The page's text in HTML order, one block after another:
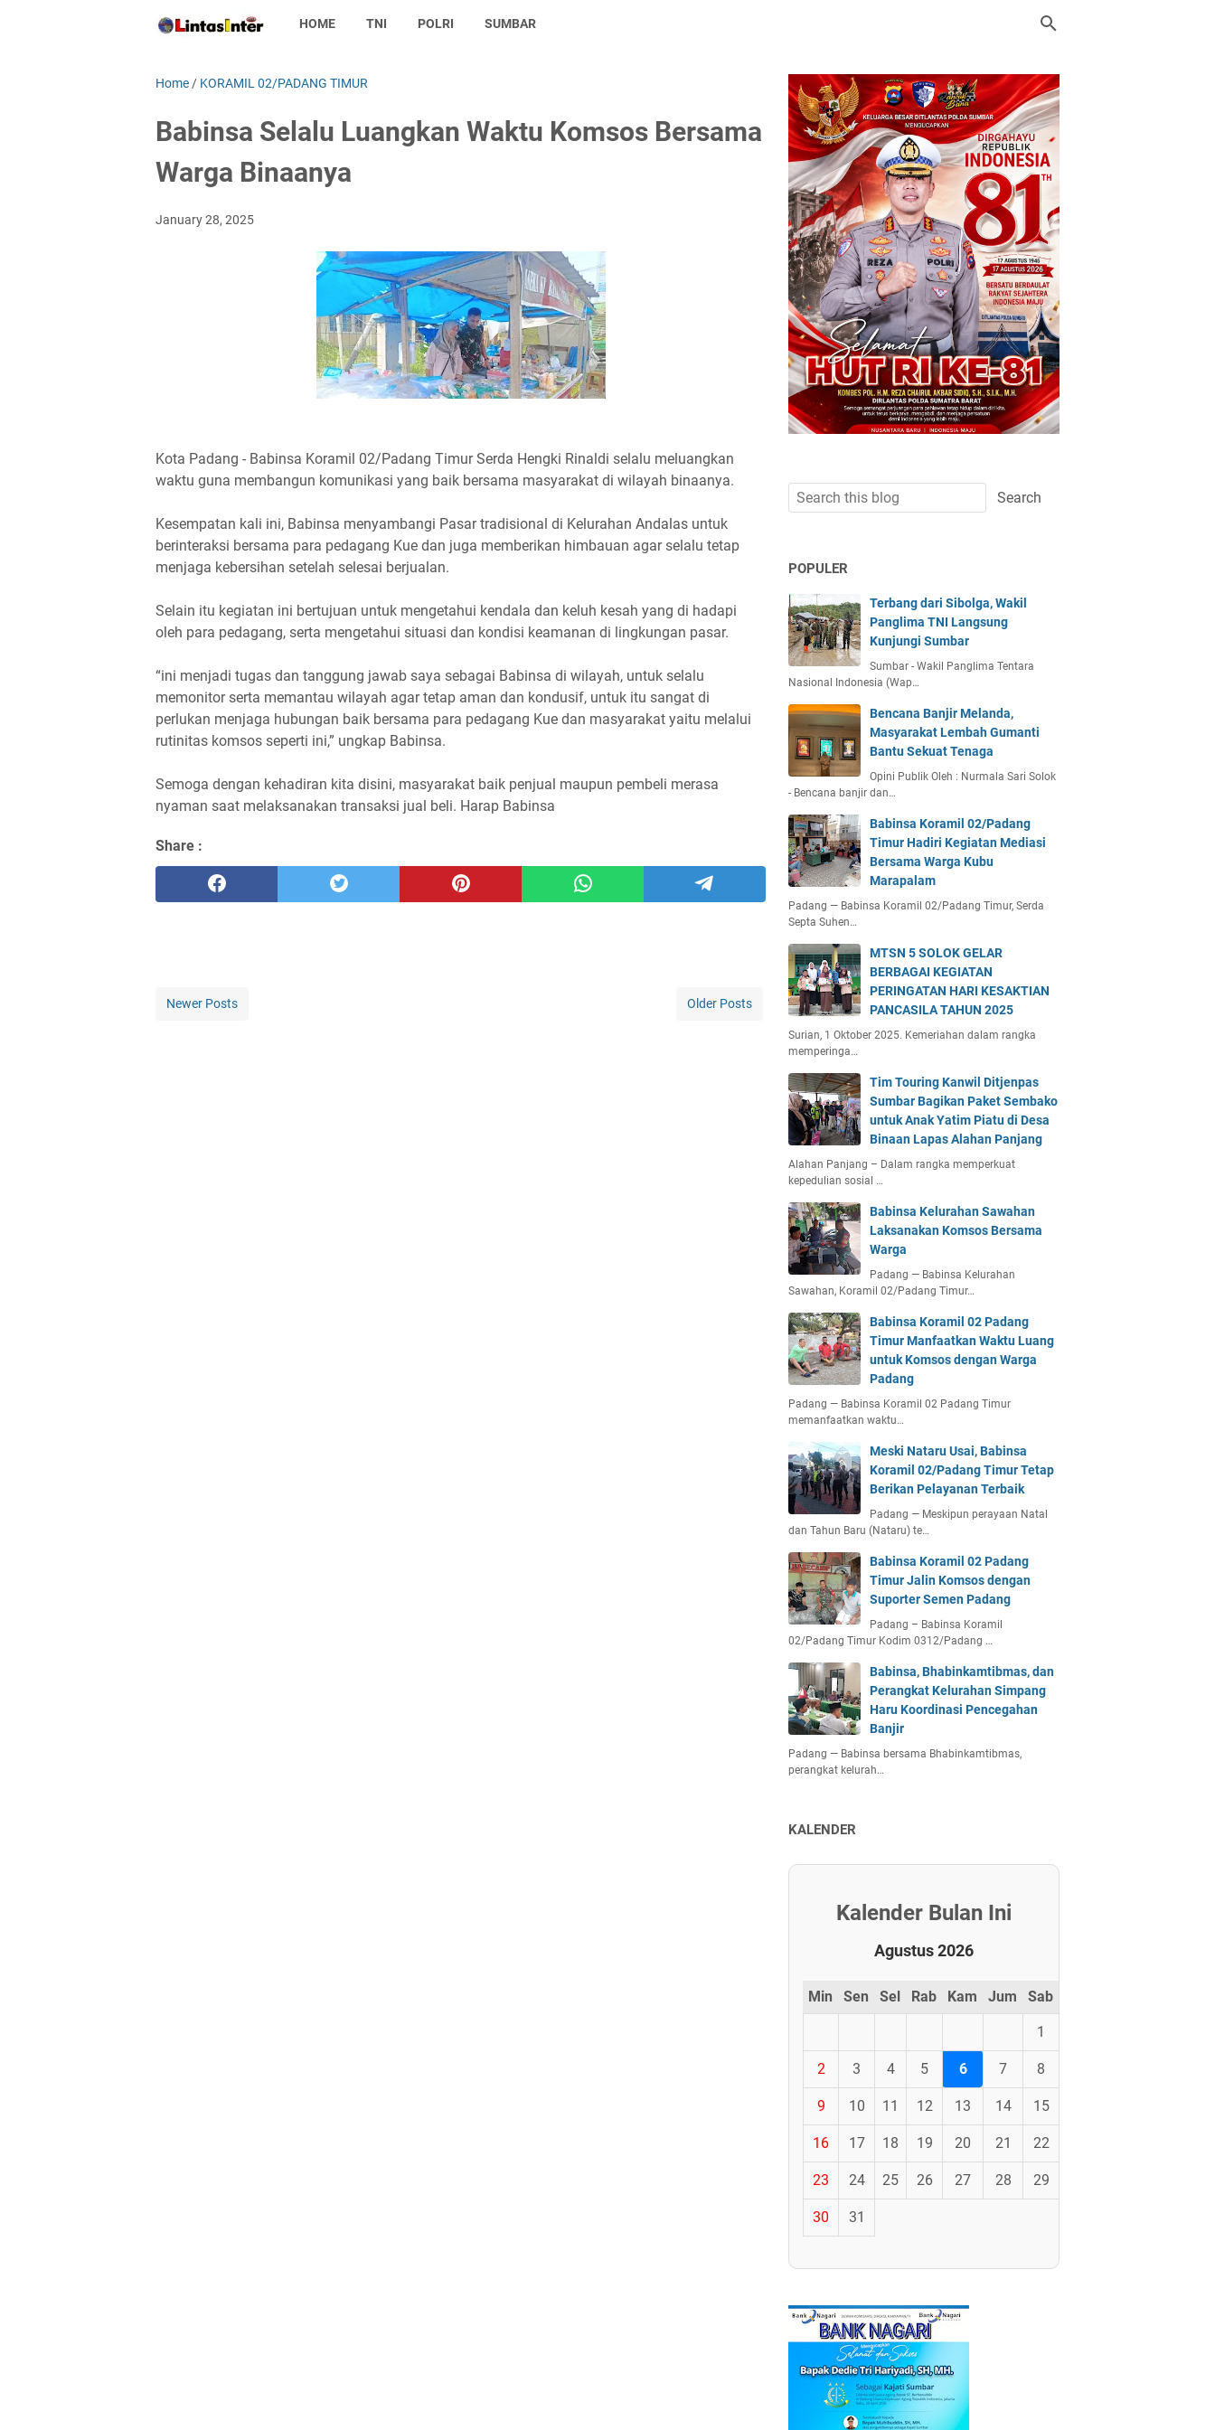
HOME TNI POLRI SUMBAR
Home / KORAMIL 02/PADANG TIMUR
Babinsa Selalu Luangkan Waktu Komsos Bersama
Warga Binaanya
January 28, 2025
Kota Padang - Babinsa Koramil 02/Padang Timur Serda Hengki Rinaldi selalu meluangkan
waktu guna membangun komunikasi yang baik bersama masyarakat di wilayah binaanya.
Kesempatan kali ini, Babinsa menyambangi Pasar tradisional di Kelurahan Andalas untuk
berinteraksi bersama para pedagang Kue dan juga memberikan himbauan agar selalu tetap
menjaga kebersihan setelah selesai berjualan.
Selain itu kegiatan ini bertujuan untuk mengetahui kendala dan keluh kesah yang di hadapi
oleh para pedagang, serta mengetahui situasi dan kondisi keamanan di lingkungan pasar.
“ini menjadi tugas dan tanggung jawab saya sebagai Babinsa di wilayah, untuk selalu
memonitor serta memantau wilayah agar tetap aman dan kondusif, untuk itu sangat di
perlukan menjaga hubungan baik bersama para pedagang Kue dan masyarakat yaitu melalui
rutinitas komsos seperti ini,” ungkap Babinsa.
Semoga dengan kehadiran kita disini, masyarakat baik penjual maupun pembeli merasa
nyaman saat melaksanakan transaksi jual beli. Harap Babinsa
Share :
Newer Posts Older Posts
POPULER
Terbang dari Sibolga, Wakil
Panglima TNI Langsung
Kunjungi Sumbar
Sumbar - Wakil Panglima Tentara
Nasional Indonesia (Wap…
Bencana Banjir Melanda,
Masyarakat Lembah Gumanti
Bantu Sekuat Tenaga
Opini Publik Oleh : Nurmala Sari Solok
- Bencana banjir dan…
Babinsa Koramil 02/Padang
Timur Hadiri Kegiatan Mediasi
Bersama Warga Kubu
Marapalam
Padang — Babinsa Koramil 02/Padang Timur, Serda
Septa Suhen…
MTSN 5 SOLOK GELAR
BERBAGAI KEGIATAN
PERINGATAN HARI KESAKTIAN
PANCASILA TAHUN 2025
Surian, 1 Oktober 2025. Kemeriahan dalam rangka
memperinga…
Tim Touring Kanwil Ditjenpas
Sumbar Bagikan Paket Sembako
untuk Anak Yatim Piatu di Desa
Binaan Lapas Alahan Panjang
Alahan Panjang – Dalam rangka memperkuat
kepedulian sosial …
Babinsa Kelurahan Sawahan
Laksanakan Komsos Bersama
Warga
Padang — Babinsa Kelurahan
Sawahan, Koramil 02/Padang Timur…
Babinsa Koramil 02 Padang
Timur Manfaatkan Waktu Luang
untuk Komsos dengan Warga
Padang
Padang — Babinsa Koramil 02 Padang Timur
memanfaatkan waktu…
Meski Nataru Usai, Babinsa
Koramil 02/Padang Timur Tetap
Berikan Pelayanan Terbaik
Padang — Meskipun perayaan Natal
dan Tahun Baru (Nataru) te…
Babinsa Koramil 02 Padang
Timur Jalin Komsos dengan
Suporter Semen Padang
Padang – Babinsa Koramil
02/Padang Timur Kodim 0312/Padang …
Babinsa, Bhabinkamtibmas, dan
Perangkat Kelurahan Simpang
Haru Koordinasi Pencegahan
Banjir
Padang — Babinsa bersama Bhabinkamtibmas,
perangkat kelurah…
KALENDER
Kalender Bulan Ini
Agustus 2026
Min Sen Sel Rab Kam Jum Sab
1
2 3 4 5 6 7 8
9 10 11 12 13 14 15
16 17 18 19 20 21 22
23 24 25 26 27 28 29
30 31